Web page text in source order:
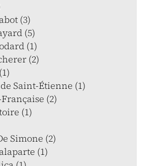
(3)
(5)
(1)
(2)
Saint-Étienne (1)
(2)
(1)
Simone (2)
(1)